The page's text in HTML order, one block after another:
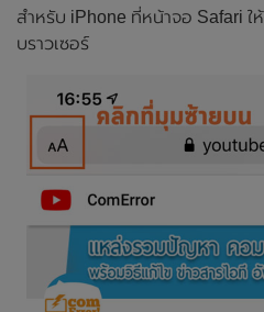
สำหรับ iPhone ที่หน้าจอ Safari
บราวเซอร์